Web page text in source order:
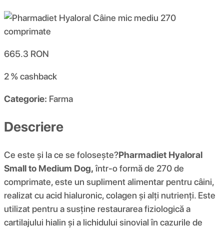
665.3 RON
2 %cashback
Categorie: Farma
Descriere
Ce este și la ce se folosește?Pharmadiet Hyaloral
Small to Medium Dog,într-o formă de 270 de
comprimate, este un supliment alimentar pentru câini,
realizat cu acid hialuronic, colagen și alți nutrienți. Este
utilizat pentru a susține restaurarea fiziologică a
cartilajului hialin și a lichidului sinovial în cazurile de